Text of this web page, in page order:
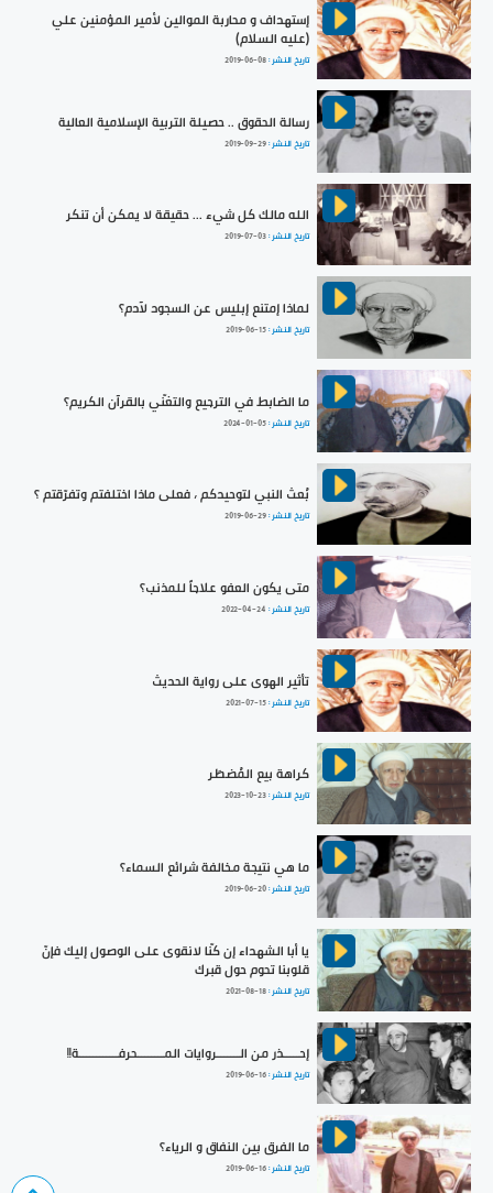
إستهداف و محاربة الموالين لأمير المؤمنين علي
(عليه السلام)
تاريخ النشر :2019-06-08
رسالة الحقوق .. حصيلة التربية الإسلامية العالية
تاريخ النشر :2019-09-29
الله مالك كل شيء ... حقيقة لا يمكن أن تنكر
تاريخ النشر :2019-07-03
لماذا إمتنع إبليس عن السجود لآدم؟
تاريخ النشر :2019-06-15
ما الضابط في الترجيع والتغنّي بالقرآن الكريم؟
تاريخ النشر :2024-01-05
بُعث النبي لتوحيدكم ، فعلى ماذا اختلفتم وتفرّقتم ؟
تاريخ النشر :2019-06-29
متى يكون العفو علاجاً للمذنب؟
تاريخ النشر : 2022-04-24
تأثير الهوى على رواية الحديث
تاريخ النشر :2021-07-15
كراهة بيع المُضطَر
تاريخ النشر :2023-10-23
ما هي نتيجة مخالفة شرائع السماء؟
تاريخ النشر :2019-06-20
يا أبا الشهداء إن كنّا لانقوى على الوصول إليك فإنّ
قلوبنا تحوم حول قبرك
تاريخ النشر :2021-08-18
إحـــــذر من الـــــــروايات المــــــــحرفــــــــــــة!!
تاريخ النشر :2019-06-16
ما الفرق بين النفاق و الرياء؟
تاريخ النشر :2019-06-16